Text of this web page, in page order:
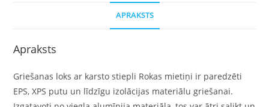
APRAKSTS
Apraksts
Griešanas loks ar karsto stiepli Rokas mietiņi ir paredzēti
EPS, XPS putu un līdzīgu izolācijas materiālu griešanai.